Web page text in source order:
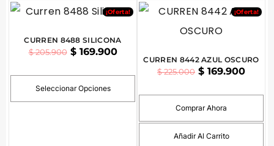
¡Oferta!
CURREN 8488 SILICONA
$205.900 $169.900
Seleccionar Opciones
¡Oferta!
CURREN 8442 AZUL OSCURO
$225.000 $ 169.900
Comprar Ahora
Añadir Al Carrito